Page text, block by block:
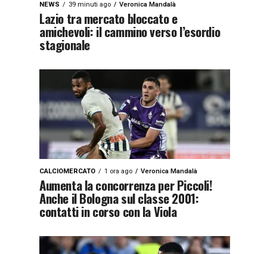
NEWS 39 minuti ago Veronica Mandalà
Lazio tra mercato bloccato e
amichevoli: il cammino verso l’esordio
stagionale
CALCIOMERCATO 1 ora ago Veronica Mandalà
Aumenta la concorrenza per Piccoli!
Anche il Bologna sul classe 2001:
contatti in corso con la Viola